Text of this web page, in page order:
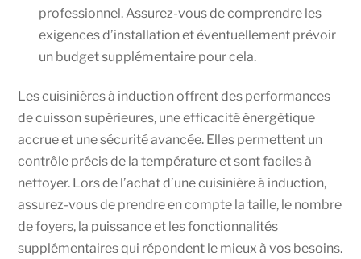
professionnel. Assurez-vous de comprendre les
exigences d’installation et éventuellement prévoir
un budget supplémentaire pour cela.
Les cuisinières à induction offrent des performances
de cuisson supérieures, une efficacité énergétique
accrue et une sécurité avancée. Elles permettent un
contrôle précis de la température et sont faciles à
nettoyer. Lors de l’achat d’une cuisinière à induction,
assurez-vous de prendre en compte la taille, le nombre
de foyers, la puissance et les fonctionnalités
supplémentaires qui répondent le mieux à vos besoins.